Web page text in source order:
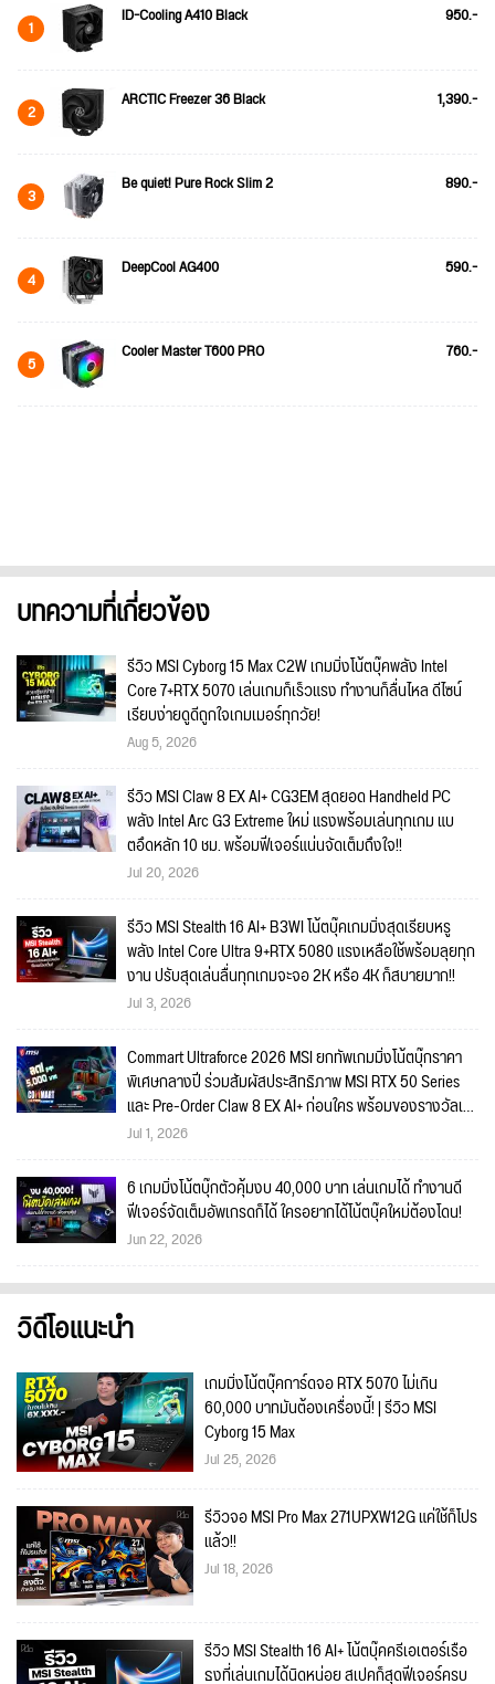
1 ID-Cooling A410 Black 950.-
2 ARCTIC Freezer 36 Black 1,390.-
3 Be quiet! Pure Rock Slim 2 890.-
4 DeepCool AG400 590.-
5 Cooler Master T600 PRO 760.-
บทความที่เกี่ยวข้อง
รีวิว MSI Cyborg 15 Max C2W เกมมิ่งโน้ตบุ๊คพลัง Intel
Core 7+RTX 5070 เล่นเกมก็เร็วแรง ทำงานก็ลื่นไหล ดีไซน์
เรียบง่ายดูดีถูกใจเกมเมอร์ทุกวัย!
Aug 5, 2026
รีวิว MSI Claw 8 EX AI+ CG3EM สุดยอด Handheld PC
พลัง Intel Arc G3 Extreme ใหม่ แรงพร้อมเล่นทุกเกม แบ
ตอึดหลัก 10 ชม. พร้อมฟีเจอร์แน่นจัดเต็มถึงใจ!!
Jul 20, 2026
รีวิว MSI Stealth 16 AI+ B3WI โน้ตบุ๊คเกมมิ่งสุดเรียบหรู
พลัง Intel Core Ultra 9+RTX 5080 แรงเหลือใช้พร้อมลุยทุก
งาน ปรับสุดเล่นลื่นทุกเกมจะจอ 2K หรือ 4K ก็สบายมาก!!
Jul 3, 2026
Commart Ultraforce 2026 MSI ยกทัพเกมมิ่งโน้ตบุ๊กราคา
พิเศษกลางปี ร่วมสัมผัสประสิทธิภาพ MSI RTX 50 Series
และ Pre-Order Claw 8 EX AI+ ก่อนใคร พร้อมของรางวัลเข้า
ร่วมกิจกรรมในงาน!
Jul 1, 2026
6 เกมมิ่งโน้ตบุ๊กตัวคุ้มงบ 40,000 บาท เล่นเกมได้ ทำงานดี
ฟีเจอร์จัดเต็มอัพเกรดก็ได้ ใครอยากได้โน้ตบุ๊คใหม่ต้องโดน!
Jun 22, 2026
วิดีโอแนะนำ
เกมมิ่งโน้ตบุ๊คการ์ดจอ RTX 5070 ไม่เกิน
60,000 บาทมันต้องเครื่องนี้! | รีวิว MSI
Cyborg 15 Max
Jul 25, 2026
รีวิวจอ MSI Pro Max 271UPXW12G แค่ใช้ก็โปร
แล้ว!!
Jul 18, 2026
รีวิว MSI Stealth 16 AI+ โน้ตบุ๊คครีเอเตอร์เรือ
ธงที่เล่นเกมได้นิดหน่อย สเปคก็สุดฟีเจอร์ครบ